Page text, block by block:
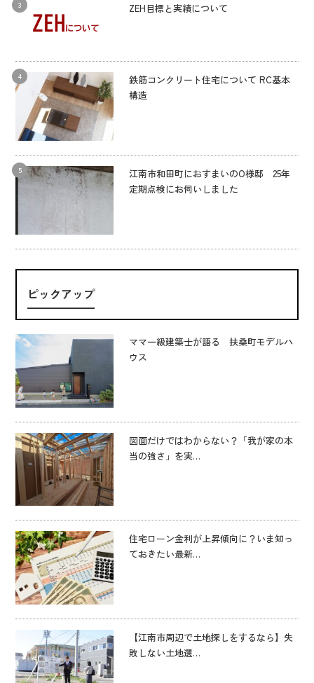
ZEH目標と実績について
鉄筋コンクリート住宅について RC基本
構造
江南市和田町におすまいのO様邸 25年
定期点検にお伺いしました
ピックアップ
ママ一級建築士が語る 扶桑町モデルハ
ウス
図面だけではわからない？「我が家の本
当の強さ」を実…
住宅ローン金利が上昇傾向に？いま知っ
ておきたい最新…
【江南市周辺で土地探しをするなら】失
敗しない土地選…